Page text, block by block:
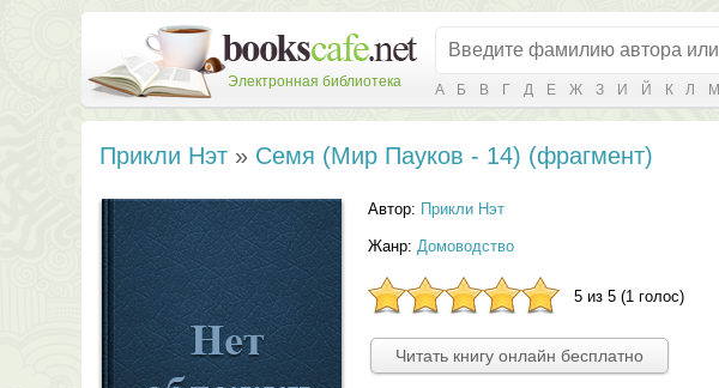
Электронная библиотека А Б В Г Д Е Ж З И Й К Л М
Прикли Нэт» Семя (Мир Пауков - 14) (фрагмент)
Автор: Прикли Нэт
Жанр: Домоводство
5 из 5 (1 голос)
Читать книгу онлайн бесплатно